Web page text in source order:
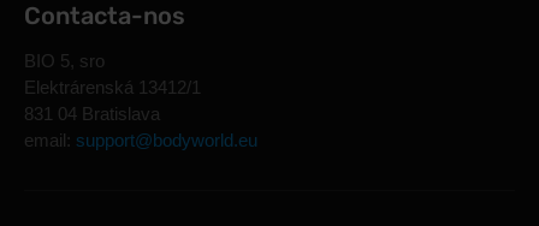
Contacta-nos
BIO 5, sro
Elektrárenská 13412/1
831 04 Bratislava
email: support@bodyworld.eu